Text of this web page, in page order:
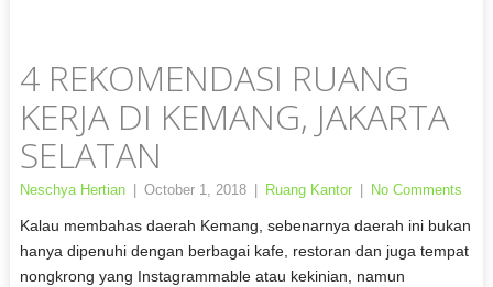
4 REKOMENDASI RUANG
KERJA DI KEMANG, JAKARTA
SELATAN
Neschya Hertian October 1, 2018 Ruang Kantor No Comments
Kalau membahas daerah Kemang, sebenarnya daerah ini bukan
hanya dipenuhi dengan berbagai kafe, restoran dan juga tempat
nongkrong yang Instagrammable atau kekinian, namun